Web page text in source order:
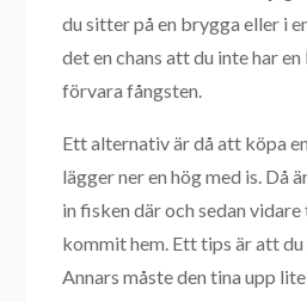
du sitter på en brygga eller i
det en chans att du inte har
förvara fångsten.
Ett alternativ är då att köpa
lägger ner en hög med is. Då
in fisken där och sedan
kommit hem. Ett tips är att
Annars måste den tina upp